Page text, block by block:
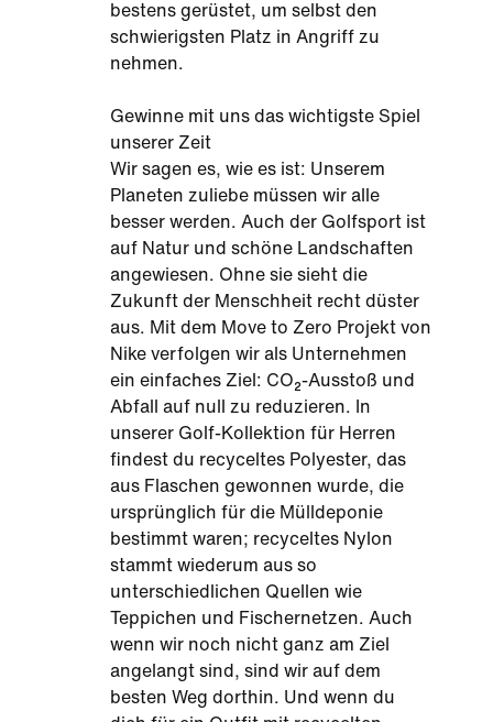
bestens gerüstet, um selbst den
schwierigsten Platz in Angriff zu
nehmen.
Gewinne mit uns das wichtigste Spiel
unserer Zeit
Wir sagen es, wie es ist: Unserem
Planeten zuliebe müssen wir alle
besser werden. Auch der Golfsport ist
auf Natur und schöne Landschaften
angewiesen. Ohne sie sieht die
Zukunft der Menschheit recht düster
aus. Mit dem Move to Zero Projekt von
Nike verfolgen wir als Unternehmen
ein einfaches Ziel: CO₂-Ausstoß und
Abfall auf null zu reduzieren. In
unserer Golf-Kollektion für Herren
findest du recyceltes Polyester, das
aus Flaschen gewonnen wurde, die
ursprünglich für die Mülldeponie
bestimmt waren; recyceltes Nylon
stammt wiederum aus so
unterschiedlichen Quellen wie
Teppichen und Fischernetzen. Auch
wenn wir noch nicht ganz am Ziel
angelangt sind, sind wir auf dem
besten Weg dorthin. Und wenn du